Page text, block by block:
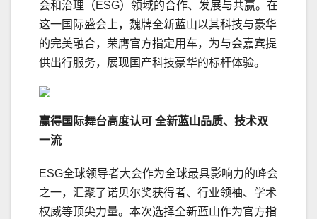
会和治理（ESG）领域的合作、发展与共赢。在
这一国际盛会上，魏牌全新蓝山以其科技与豪华
的完美融合，荣膺官方指定用车，为与会嘉宾提
供出行服务，展现国产科技豪华的标杆体验。
赢得国际舞台高度认可 全新蓝山品质、技术双
一流
ESG全球领导者大会作为全球最具影响力的峰会
之一，汇聚了诺贝尔奖获得者、行业领袖、学术
权威等顶尖力量。本次选择全新蓝山作为官方指